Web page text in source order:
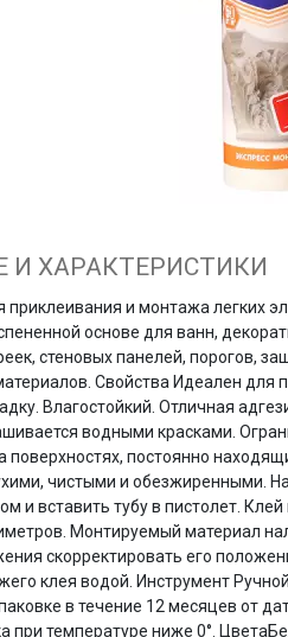
И ХАРАКТЕРИСТИКИ
приклеивания и монтажа легких
основе для ванн,
стеновых панелей, порогов,
Свойства Идеален для
Влагостойкий. Отличная
водными красками.
поверхностях, постоянно
чистыми и обезжиренными.
и вставить тубу в пистолет.
Монтируемый материал
скорректировать его
клея водой. Инструмент
в течение 12 месяцев от
при температуре ниже 0°.